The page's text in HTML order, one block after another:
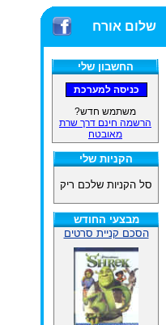
שלום אורח
החשבון שלי
משתמש חדש?
הרשמה חינם דרך שרת
מאובטח
הקניות שלי
סל הקניות שלכם ריק
מבצעי החודש
הסכם קניית סרטים